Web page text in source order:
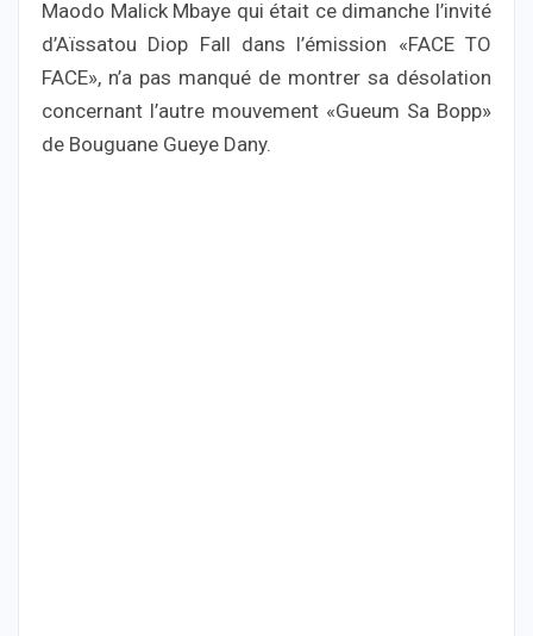
Maodo Malick Mbaye qui était ce dimanche l’invité
d’Aïssatou Diop Fall dans l’émission «FACE TO
FACE», n’a pas manqué de montrer sa désolation
concernant l’autre mouvement «Gueum Sa Bopp»
de Bouguane Gueye Dany.